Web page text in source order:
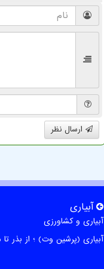
ارسال نظر
آبیاری
آبیاری و کشاورزی
آبیاری (پرشین وت) ؛ از بذر